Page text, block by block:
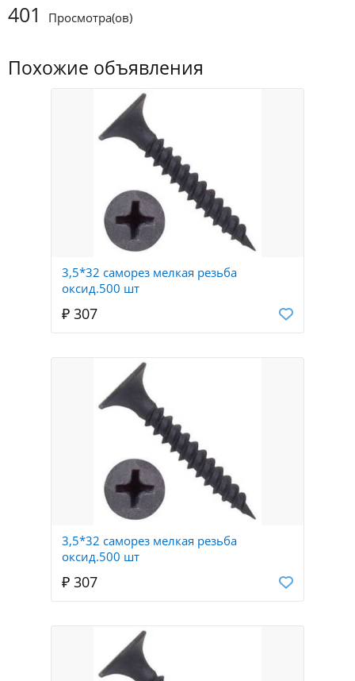
Похожие объявления
3,5*32 саморез мелкая резьба
оксид.500 шт
₽ 307
3,5*32 саморез мелкая резьба
оксид.500 шт
₽ 307
401 Просмотра(ов)